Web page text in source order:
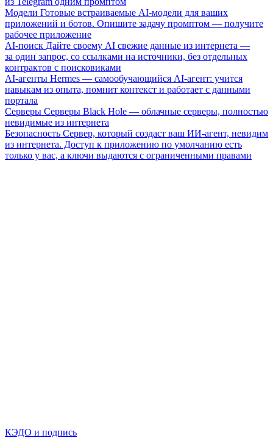
Модели Готовые встраиваемые AI-модели для ваших
приложений и ботов. Опишите задачу промптом — получите
рабочее приложение
AI-поиск Дайте своему AI свежие данные из интернета —
за один запрос, со ссылками на источники, без отдельных
контрактов с поисковиками
AI-агенты Hermes — самообучающийся AI-агент: учится
навыкам из опыта, помнит контекст и работает с данными
портала
Серверы Серверы Black Hole — облачные серверы, полностью
невидимые из интернета
Безопасность Сервер, который создаст ваш ИИ-агент, невидим
из интернета. Доступ к приложению по умолчанию есть
только у вас, а ключи выдаются с ограниченными правами
КЭДО и подпись